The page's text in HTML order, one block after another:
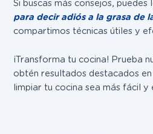
Si buscas más consejos, puedes
para decir adiós a la grasa de
compartimos técnicas útiles y
¡Transforma tu cocina! Prueba
obtén resultados destacados
limpiar tu cocina sea más fácil